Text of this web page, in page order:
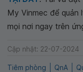
My Vinmec để quản
mọi nơi ngay trên
Cập nhật: 22-07-2024
Tiêm phòng QnA